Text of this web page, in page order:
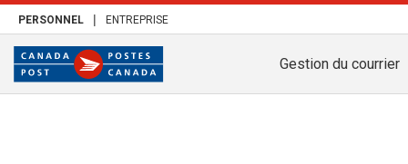
PERSONNEL | ENTREPRISE
Gestion du courrier